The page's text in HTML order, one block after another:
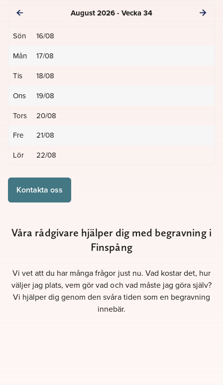
August 2026 - Vecka 34
Sön
16/08
Mån
17/08
Tis
18/08
Ons
19/08
Tors
20/08
Fre
21/08
Lör
22/08
Kontakta oss
Våra rådgivare hjälper dig med begravning i
Finspång
Vi vet att du har många frågor just nu. Vad kostar det, hur
väljer jag plats, vem gör vad och vad måste jag göra själv?
Vi hjälper dig genom den svåra tiden som en begravning
innebär.